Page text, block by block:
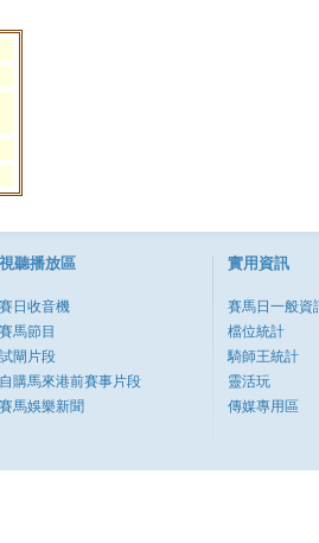
視聽播放區
賽日收音機
賽馬節目
試閘片段
自購馬來港前賽事片段
賽馬娛樂新聞
實用資訊
賽馬日一般資
檔位統計
騎師王統計
靈活玩
傳媒專用區